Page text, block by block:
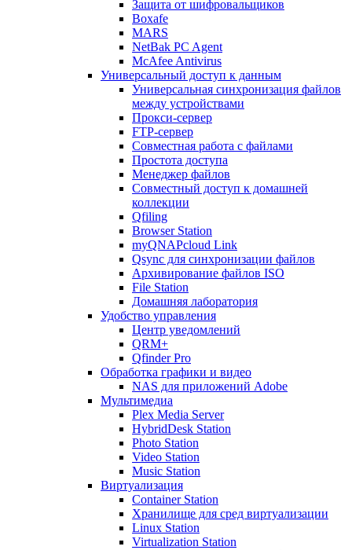
Защита от шифровальщиков
Boxafe
MARS
NetBak PC Agent
McAfee Antivirus
Универсальный доступ к данным
Универсальная синхронизация файлов
между устройствами
Прокси-сервер
FTP-сервер
Совместная работа с файлами
Простота доступа
Менеджер файлов
Совместный доступ к домашней
коллекции
Qfiling
Browser Station
myQNAPcloud Link
Qsync для синхронизации файлов
Архивирование файлов ISO
File Station
Домашняя лаборатория
Удобство управления
Центр уведомлений
QRM+
Qfinder Pro
Обработка графики и видео
NAS для приложений Adobe
Мультимедиа
Plex Media Server
HybridDesk Station
Photo Station
Video Station
Music Station
Виртуализация
Container Station
Хранилище для сред виртуализации
Linux Station
Virtualization Station